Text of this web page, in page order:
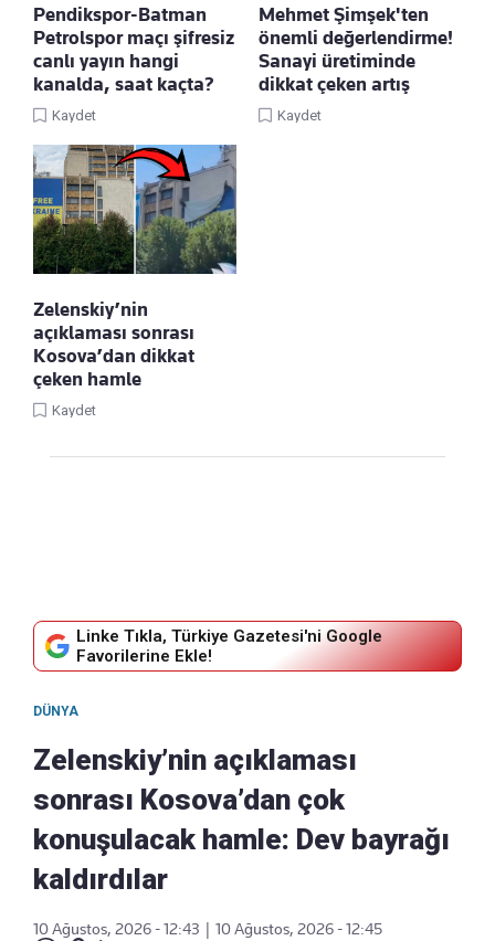
Pendikspor-Batman
Petrolspor maçı şifresiz
canlı yayın hangi
kanalda, saat kaçta?
Kaydet
Mehmet Şimşek'ten
önemli değerlendirme!
Sanayi üretiminde
dikkat çeken artış
Kaydet
Zelenskiy’nin
açıklaması sonrası
Kosova’dan dikkat
çeken hamle
Kaydet
Linke Tıkla, Türkiye Gazetesi'ni Google
Favorilerine Ekle!
DÜNYA
Zelenskiy’nin açıklaması
sonrası Kosova’dan çok
konuşulacak hamle: Dev bayrağı
kaldırdılar
10 Ağustos, 2026 - 12:43
10 Ağustos, 2026 - 12:45